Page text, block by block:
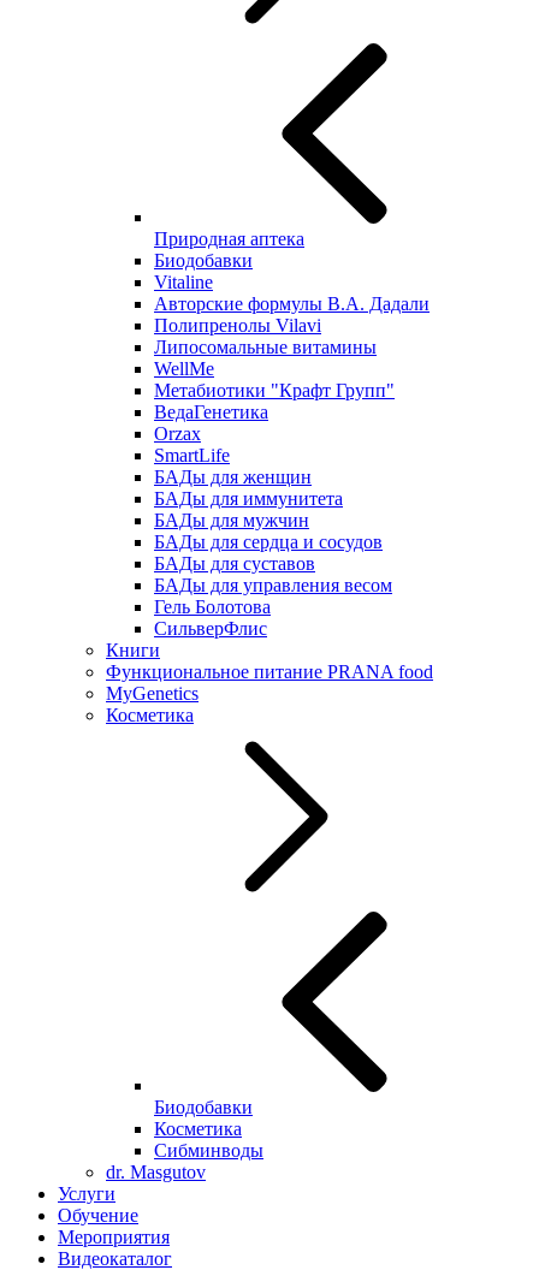
Природная аптека
Биодобавки
Vitaline
Авторские формулы В.А. Дадали
Полипренолы Vilavi
Липосомальные витамины
WellMe
Метабиотики "Крафт Групп"
ВедаГенетика
Orzax
SmartLife
БАДы для женщин
БАДы для иммунитета
БАДы для мужчин
БАДы для сердца и сосудов
БАДы для суставов
БАДы для управления весом
Гель Болотова
СильверФлис
Книги
Функциональное питание PRANA food
MyGenetics
Косметика
Биодобавки
Косметика
Сибминводы
dr. Masgutov
Услуги
Обучение
Мероприятия
Видеокаталог